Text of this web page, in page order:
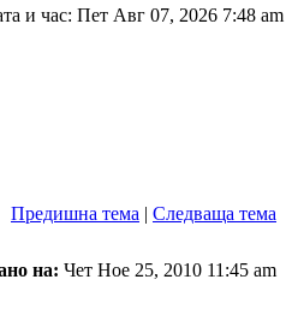
и час: Пет Авг 07, 2026 7:48 am
Предишна тема | Следваща тема
на: Чет Ное 25, 2010 11:45 am